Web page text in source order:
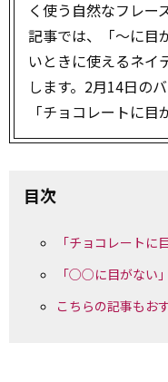
く使う自然なフレー
記事では、「～に目
いときに使えるネイ
します。2月14日の
「チョコレートに
目次
「チョコレートに
「○○に目がない
こちらの記事もお